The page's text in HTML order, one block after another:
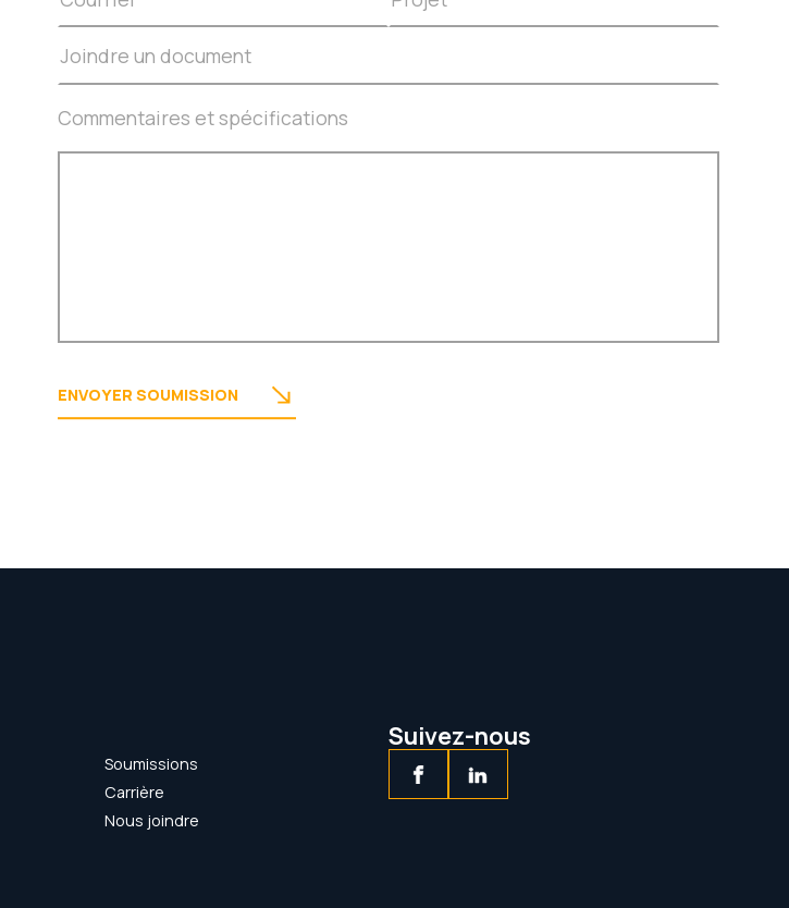
Joindre un document
Commentaires et spécifications
ENVOYER SOUMISSION
Soumissions
Carrière
Nous joindre
Suivez-nous